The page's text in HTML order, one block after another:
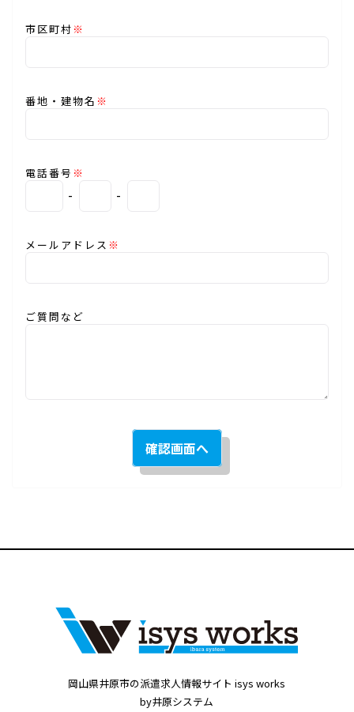
市区町村 ※
番地・建物名 ※
電話番号 ※
- -
メールアドレス ※
ご質問など
岡山県井原市の派遣求人情報サイト isys works
by井原システム